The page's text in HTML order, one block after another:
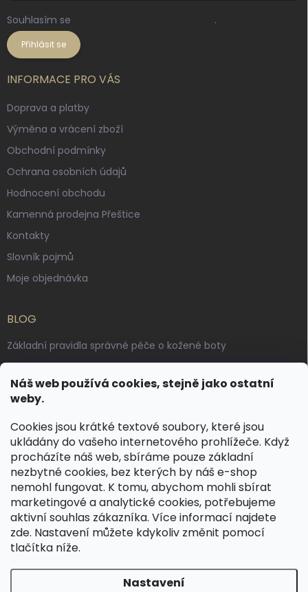
Náš web používá cookies, stejně jako ostatní
weby.
Cookies jsou krátké textové soubory, které jsou
ukládány do vašeho internetového prohlížeče. Když
procházíte náš web, sbíráme pouze základní
nezbytné cookies, bez kterých by náš e-shop
nemohl fungovat. K tomu, abychom mohli sbírat
marketingové a analytické cookies, potřebujeme
aktivní souhlas zákazníka. Více informací najdete
zde. Nastavení můžete kdykoliv změnit pomocí
tlačítka níže.
Nastavení
Souhlasím se .
Přihlásit se
INFORMACE PRO VÁS
Doprava a platby
Výměna a vrácení zboží
Obchodní podmínky
Ochrana osobních údajů
Hodnocení obchodu
Kamenná prodejna Přeštice
Kontakty
Slovník pojmů
Moje objednávka
BLOG
Základní pravidla správné péče o kožené boty
Výroba českých kožených opasků: vůně pravé kůže, dotek
řemesla
KONTAKT
dotazy@spongr.cz
+420 776 663 962
https://www.facebook.com/spongr.cz
spongr.cz